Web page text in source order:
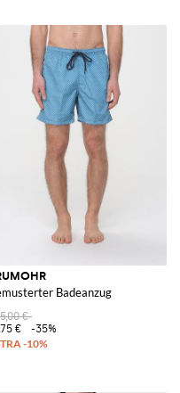
Badeanzug
€
€
-35%